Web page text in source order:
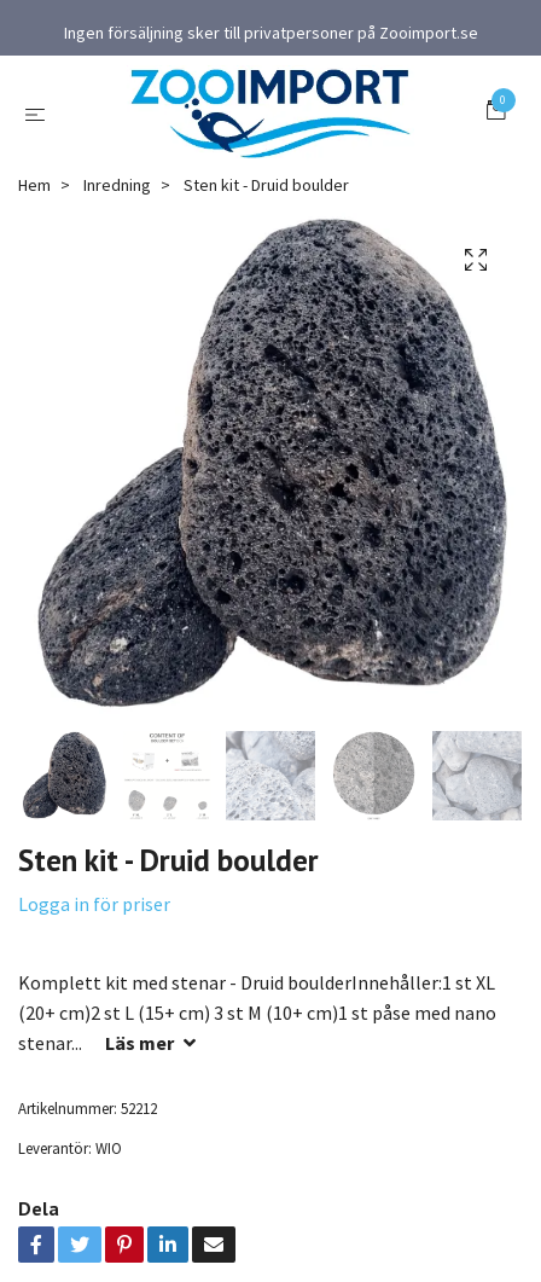
Ingen försäljning sker till privatpersoner på Zooimport.se
0
Hem Inredning Sten kit - Druid boulder
Sten kit - Druid boulder
Logga in för priser
Komplett kit med stenar - Druid boulderInnehåller:1 st XL
(20+ cm)2 st L (15+ cm) 3 st M (10+ cm)1 st påse med nano
stenar...
Läs mer
Artikelnummer: 52212
Leverantör: WIO
Dela